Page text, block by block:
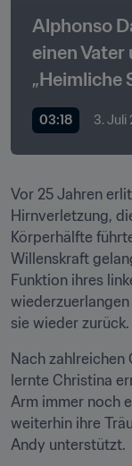
Alphonso
einen
03:18 3. Juli
Vor 25 Jahren
Hirnverletzung,
Körperhälfte
Willenskraft
Funktion ihres
sie wieder zurück.
Nach zahlreichen
lernte Christina
Arm immer noch
weiterhin ihre
Andy unterstützt.